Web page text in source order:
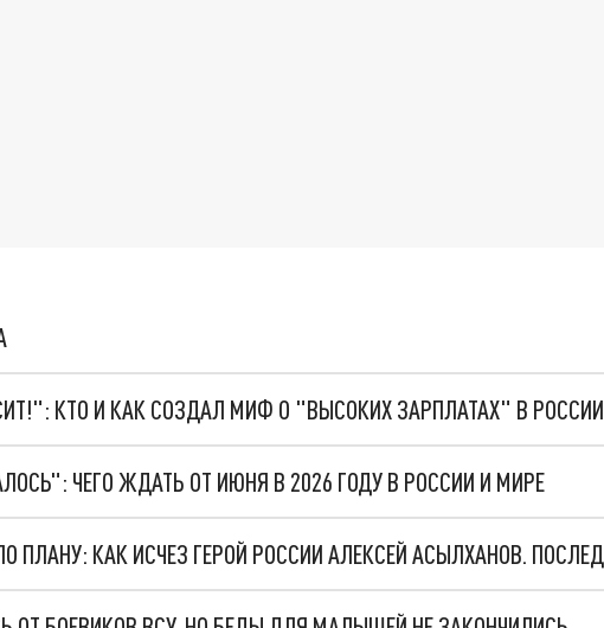
КТО И КАК СОЗДАЛ МИФ О "ВЫСОКИХ ЗАРПЛАТАХ" В РОССИИ
ЧЕГО ЖДАТЬ ОТ ИЮНЯ В 2026 ГОДУ В РОССИИ И МИРЕ